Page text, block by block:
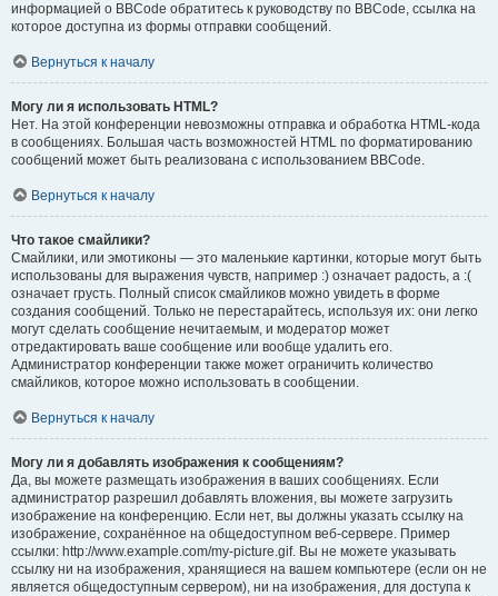
информацией о BBCode обратитесь к руководству по BBCode, ссылка на
которое доступна из формы отправки сообщений.
Вернуться к началу
Могу ли я использовать HTML?
Нет. На этой конференции невозможны отправка и обработка HTML-кода
в сообщениях. Большая часть возможностей HTML по форматированию
сообщений может быть реализована с использованием BBCode.
Вернуться к началу
Что такое смайлики?
Смайлики, или эмотиконы — это маленькие картинки, которые могут быть
использованы для выражения чувств, например :) означает радость, а :(
означает грусть. Полный список смайликов можно увидеть в форме
создания сообщений. Только не перестарайтесь, используя их: они легко
могут сделать сообщение нечитаемым, и модератор может
отредактировать ваше сообщение или вообще удалить его.
Администратор конференции также может ограничить количество
смайликов, которое можно использовать в сообщении.
Вернуться к началу
Могу ли я добавлять изображения к сообщениям?
Да, вы можете размещать изображения в ваших сообщениях. Если
администратор разрешил добавлять вложения, вы можете загрузить
изображение на конференцию. Если нет, вы должны указать ссылку на
изображение, сохранённое на общедоступном веб-сервере. Пример
ссылки: http://www.example.com/my-picture.gif. Вы не можете указывать
ссылку ни на изображения, хранящиеся на вашем компьютере (если он не
является общедоступным сервером), ни на изображения, для доступа к